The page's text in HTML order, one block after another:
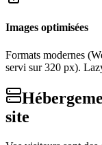
Images optimisées
Formats modernes
servi sur 320 px).
site